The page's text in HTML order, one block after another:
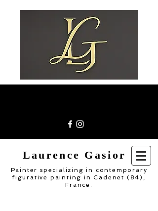
Laurence Gasior
Painter specializing in contemporary
figurative painting in Cadenet (84),
France.